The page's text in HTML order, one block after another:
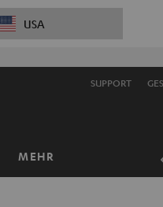
USA
SUPPORT
MEHR